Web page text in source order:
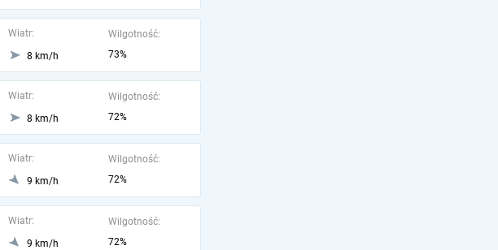
Wiatr:
8 km/h
Wilgotność:
73%
Wiatr:
8 km/h
Wilgotność:
72%
Wiatr:
9 km/h
Wilgotność:
72%
Wiatr:
9 km/h
Wilgotność:
72%